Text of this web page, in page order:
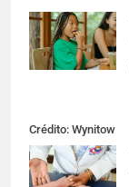
Crédito: Wynitow
Butenas